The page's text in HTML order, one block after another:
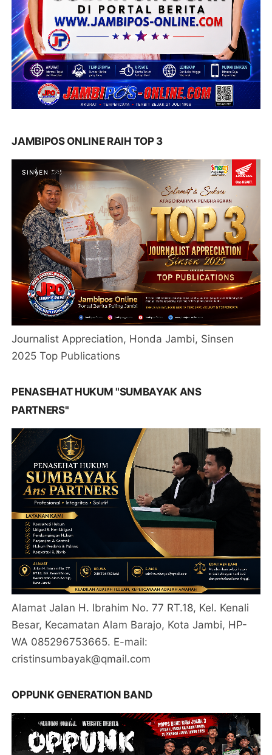
JAMBIPOS ONLINE RAIH TOP 3
Journalist Appreciation, Honda Jambi, Sinsen
2025 Top Publications
PENASEHAT HUKUM "SUMBAYAK ANS
PARTNERS"
Alamat Jalan H. Ibrahim No. 77 RT.18, Kel. Kenali
Besar, Kecamatan Alam Barajo, Kota Jambi, HP-
WA 085296753665. E-mail:
cristinsumbayak@qmail.com
OPPUNK GENERATION BAND